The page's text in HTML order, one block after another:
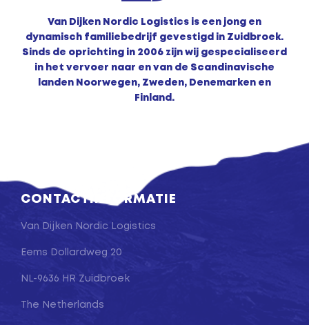
Van Dijken Nordic Logistics is een jong en
dynamisch familiebedrijf gevestigd in Zuidbroek.
Sinds de oprichting in 2006 zijn wij gespecialiseerd
in het vervoer naar en van de Scandinavische
landen Noorwegen, Zweden, Denemarken en
Finland.
CONTACTINFORMATIE
Van Dijken Nordic Logistics
Eems Dollardweg 20
NL-9636 HR Zuidbroek
The Netherlands